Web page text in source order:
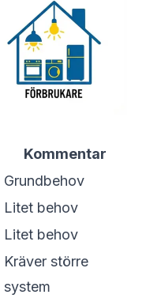
Kommentar
Grundbehov
Litet behov
Litet behov
Kräver större
system